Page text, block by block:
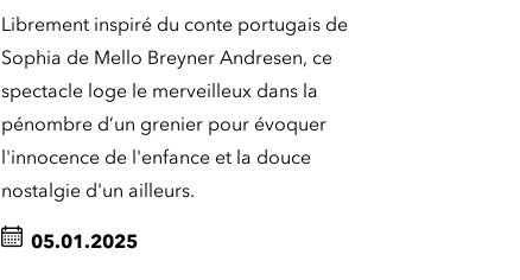
Librement inspiré du conte portugais de
Sophia de Mello Breyner Andresen, ce
spectacle loge le merveilleux dans la
pénombre d’un grenier pour évoquer
l'innocence de l'enfance et la douce
nostalgie d'un ailleurs.
05.01.2025